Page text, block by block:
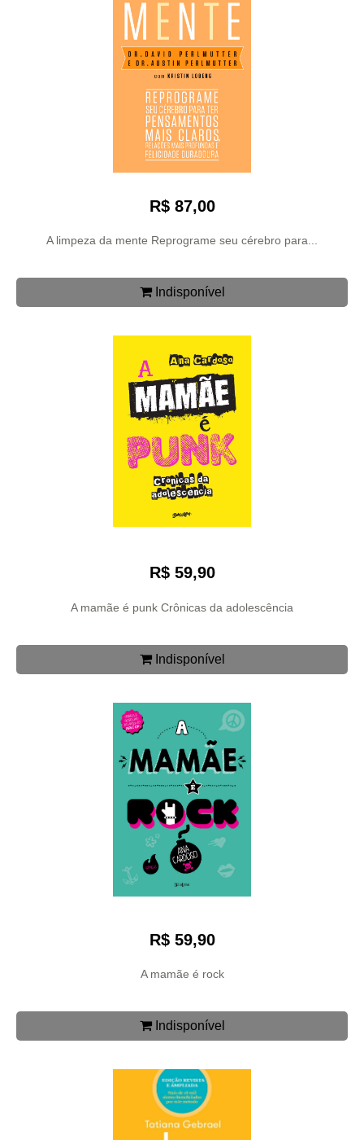
R$ 87,00
A limpeza da mente Reprograme seu cérebro para...
Indisponível
R$ 59,90
A mamãe é punk Crônicas da adolescência
Indisponível
R$ 59,90
A mamãe é rock
Indisponível